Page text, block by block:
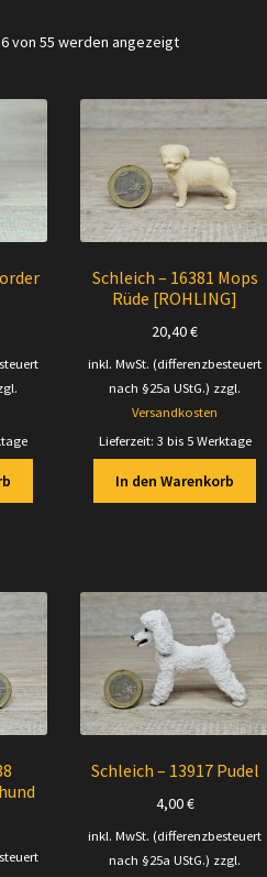
von 55 werden angezeigtNach
Schleich – 16381 Mops
Rüde [ROHLING]
20,40€
inkl. MwSt. (differenzbesteuert
nach §25a UStG.) zzgl.
Versandkosten
Lieferzeit: 3 bis 5 Werktage
In den Warenkorb
Schleich – 13917 Pudel
4,00€
inkl. MwSt. (differenzbesteuert
nach §25a UStG.) zzgl.